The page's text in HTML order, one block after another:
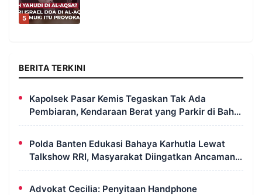
5
BERITA TERKINI
Kapolsek Pasar Kemis Tegaskan Tak Ada
Pembiaran, Kendaraan Berat yang Parkir di Bahu
Jalan Langsung Ditertibkan
Polda Banten Edukasi Bahaya Karhutla Lewat
Talkshow RRI, Masyarakat Diingatkan Ancaman
Pidana Pembakaran Lahan
Advokat Cecilia: Penyitaan Handphone